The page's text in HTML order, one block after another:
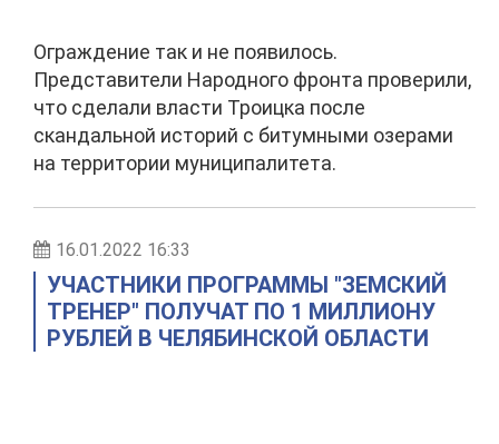
Ограждение так и не появилось.
Представители Народного фронта проверили,
что сделали власти Троицка после
скандальной историй с битумными озерами
на территории муниципалитета.
16.01.2022 16:33
УЧАСТНИКИ ПРОГРАММЫ "ЗЕМСКИЙ
ТРЕНЕР" ПОЛУЧАТ ПО 1 МИЛЛИОНУ
РУБЛЕЙ В ЧЕЛЯБИНСКОЙ ОБЛАСТИ